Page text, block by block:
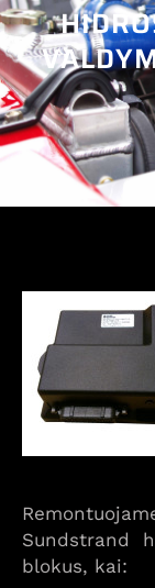
Sundstrand
blokus, kai: